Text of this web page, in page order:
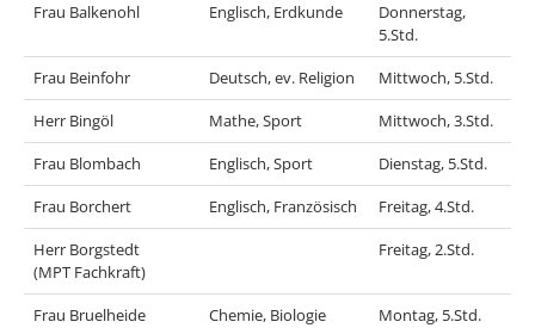
Frau Balkenohl
Englisch, Erdkunde
Donnerstag,
5.Std.
Frau Beinfohr
Deutsch, ev. Religion
Mittwoch, 5.Std.
Herr Bingöl
Mathe, Sport
Mittwoch, 3.Std.
Frau Blombach
Englisch, Sport
Dienstag, 5.Std.
Frau Borchert
Englisch, Französisch
Freitag, 4.Std.
Herr Borgstedt
(MPT Fachkraft)
Freitag, 2.Std.
Frau Bruelheide Chemie, Biologie
Montag, 5.Std.